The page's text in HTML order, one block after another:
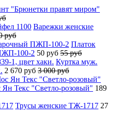
"Брюнетки правят миром"
Варежки женские
руб
Платок
100-2 50 руб 55 руб
Куртка муж.
2 670 руб 3 000 руб
Текс "Светло-розовый" 189
Трусы женские ТЖ-1717 27